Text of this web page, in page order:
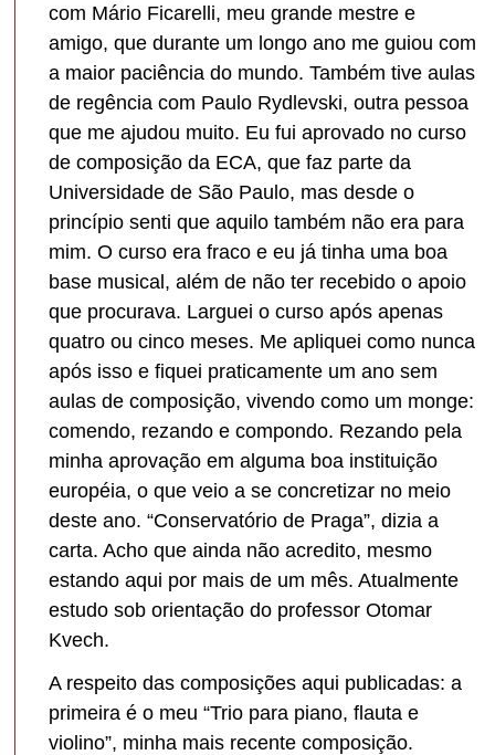
com Mário Ficarelli, meu grande mestre e
amigo, que durante um longo ano me guiou com
a maior paciência do mundo. Também tive aulas
de regência com Paulo Rydlevski, outra pessoa
que me ajudou muito. Eu fui aprovado no curso
de composição da ECA, que faz parte da
Universidade de São Paulo, mas desde o
princípio senti que aquilo também não era para
mim. O curso era fraco e eu já tinha uma boa
base musical, além de não ter recebido o apoio
que procurava. Larguei o curso após apenas
quatro ou cinco meses. Me apliquei como nunca
após isso e fiquei praticamente um ano sem
aulas de composição, vivendo como um monge:
comendo, rezando e compondo. Rezando pela
minha aprovação em alguma boa instituição
européia, o que veio a se concretizar no meio
deste ano. “Conservatório de Praga”, dizia a
carta. Acho que ainda não acredito, mesmo
estando aqui por mais de um mês. Atualmente
estudo sob orientação do professor Otomar
Kvech.
A respeito das composições aqui publicadas: a
primeira é o meu “Trio para piano, flauta e
violino”, minha mais recente composição.